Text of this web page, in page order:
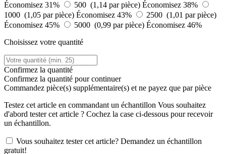
Économisez 31%
500 (1,14 par pièce) Économisez 38%
1000 (1,05 par pièce) Économisez 43%
2500 (1,01 par pièce)
Économisez 45%
5000 (0,99 par pièce) Économisez 46%
Choisissez votre quantité
Confirmez la quantité
Confirmez la quantité pour continuer
Commandez pièce(s) supplémentaire(s) et ne payez que par pièce
Testez cet article en commandant un échantillon Vous souhaitez
d'abord tester cet article ? Cochez la case ci-dessous pour recevoir
un échantillon.
Vous souhaitez tester cet article? Demandez un échantillon
gratuit!